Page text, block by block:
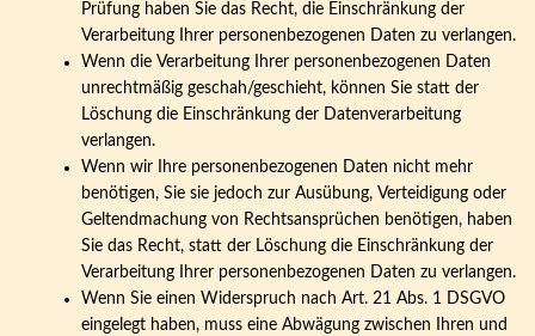
Prüfung haben Sie das Recht, die Einschränkung der
Verarbeitung Ihrer personenbezogenen Daten zu verlangen.
Wenn die Verarbeitung Ihrer personenbezogenen Daten
unrechtmäßig geschah/geschieht, können Sie statt der
Löschung die Einschränkung der Datenverarbeitung
verlangen.
Wenn wir Ihre personenbezogenen Daten nicht mehr
benötigen, Sie sie jedoch zur Ausübung, Verteidigung oder
Geltendmachung von Rechtsansprüchen benötigen, haben
Sie das Recht, statt der Löschung die Einschränkung der
Verarbeitung Ihrer personenbezogenen Daten zu verlangen.
Wenn Sie einen Widerspruch nach Art. 21 Abs. 1 DSGVO
eingelegt haben, muss eine Abwägung zwischen Ihren und